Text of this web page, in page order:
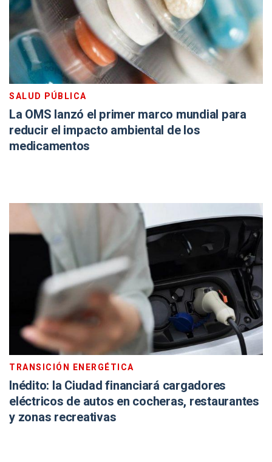
SALUD PÚBLICA
La OMS lanzó el primer marco mundial para
reducir el impacto ambiental de los
medicamentos
TRANSICIÓN ENERGÉTICA
Inédito: la Ciudad financiará cargadores
eléctricos de autos en cocheras, restaurantes
y zonas recreativas